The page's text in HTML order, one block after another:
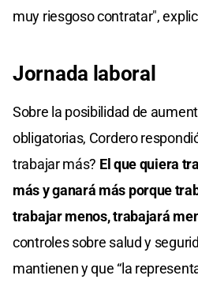
muy riesgoso contratar",
Jornada laboral
Sobre la posibilidad de
obligatorias, Cordero
trabajar más? El que quiera
más y ganará más porque
trabajar menos, trabajará
controles sobre salud y
mantienen y que “la